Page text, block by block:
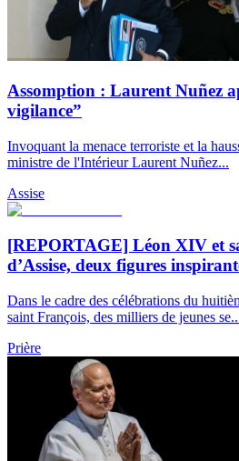
Assomption : Laurent Nuñez
vigilance”
Invoquant la menace terroriste et la
ministre de l'Intérieur Laurent Nuñez...
Assise
[REPORTAGE] Léon XIV et
d’Assise, deux figures
Dans le cadre des célébrations du
saint François, des milliers de jeunes
Prière